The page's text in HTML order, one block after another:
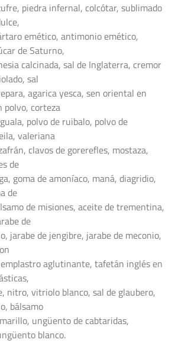
piedra infernal, colcótar, sublimado
emético, antimonio emético,
de Saturno,
calcinada, sal de Inglaterra, cremor
sal
agarica yesca, sen oriental en
polvo, corteza
polvo de ruibalo, polvo de
valeriana
clavos de gorerefles, mostaza,
de
goma de amoníaco, maná, diagridio,
de
de misiones, aceite de trementina,
de
jarabe de jengibre, jarabe de meconio,
aglutinante, tafetán inglés en
nitro, vitriolo blanco, sal de glaubero,
bálsamo
ungüento de cabtaridas,
blanco.